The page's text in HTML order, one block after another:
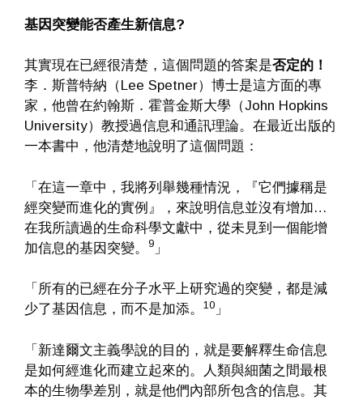
基因突變能否產生新信息?
其實現在已經很清楚，這個問題的答案是否定的！
李．斯普特納（Lee Spetner）博士是這方面的專
家，他曾在約翰斯．霍普金斯大學（John Hopkins
University）教授過信息和通訊理論。在最近出版的
一本書中，他清楚地說明了這個問題：
「在這一章中，我將列舉幾種情況，『它們據稱是
經突變而進化的實例』，來說明信息並沒有增加…
在我所讀過的生命科學文獻中，從未見到一個能增
加信息的基因突變。
9 」
「所有的已經在分子水平上研究過的突變，都是減
少了基因信息，而不是加添。
10 」
「新達爾文主義學說的目的，就是要解釋生命信息
是如何經進化而建立起來的。人類與細菌之間最根
本的生物學差別，就是他們內部所包含的信息。其